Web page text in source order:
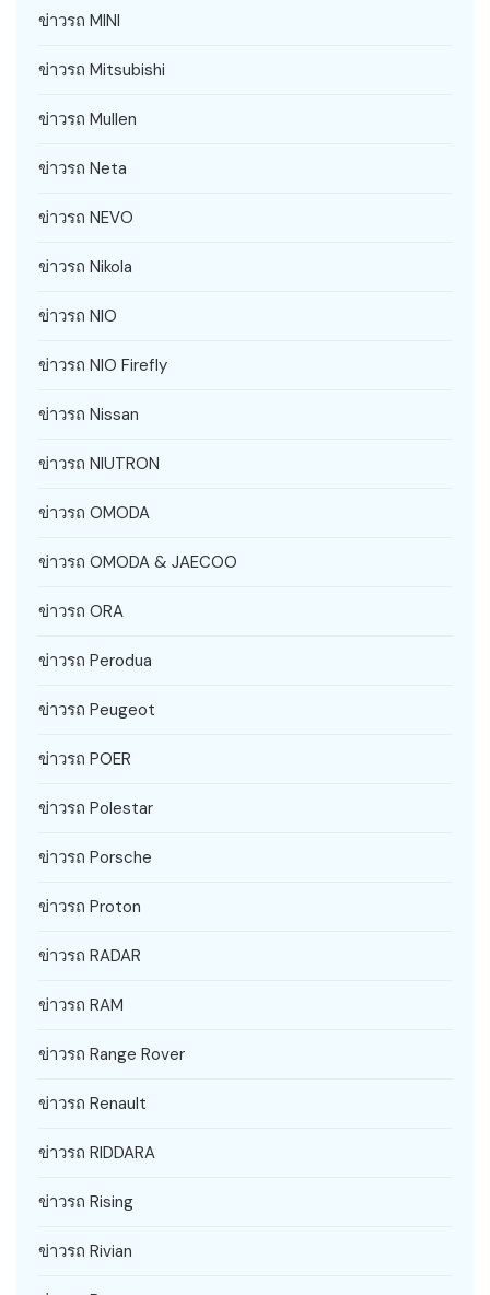
ข่าวรถ MINI
ข่าวรถ Mitsubishi
ข่าวรถ Mullen
ข่าวรถ Neta
ข่าวรถ NEVO
ข่าวรถ Nikola
ข่าวรถ NIO
ข่าวรถ NIO Firefly
ข่าวรถ Nissan
ข่าวรถ NIUTRON
ข่าวรถ OMODA
ข่าวรถ OMODA & JAECOO
ข่าวรถ ORA
ข่าวรถ Perodua
ข่าวรถ Peugeot
ข่าวรถ POER
ข่าวรถ Polestar
ข่าวรถ Porsche
ข่าวรถ Proton
ข่าวรถ RADAR
ข่าวรถ RAM
ข่าวรถ Range Rover
ข่าวรถ Renault
ข่าวรถ RIDDARA
ข่าวรถ Rising
ข่าวรถ Rivian